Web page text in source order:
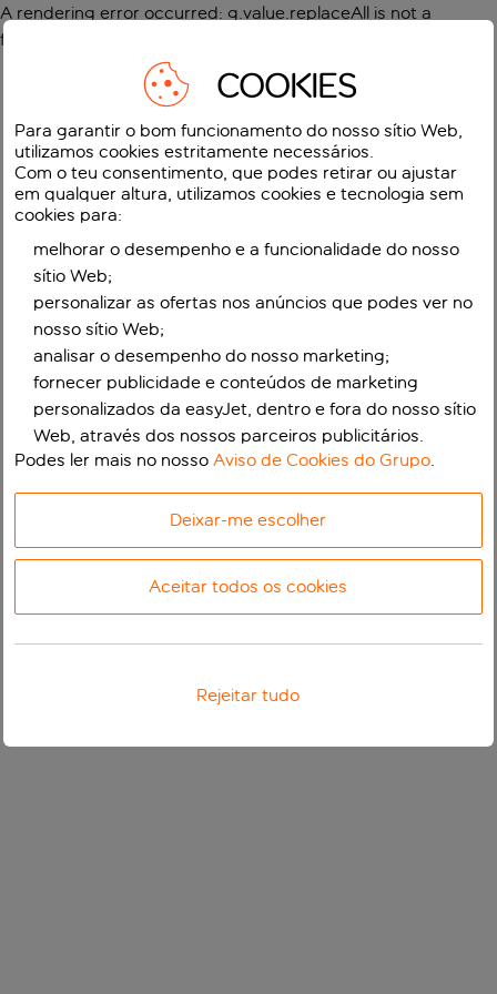
A rendering error occurred: g.value.replaceAll is not a
function
COOKIES
Para garantir o bom funcionamento do nosso sítio Web,
utilizamos cookies estritamente necessários.
Com o teu consentimento, que podes retirar ou ajustar
em qualquer altura, utilizamos cookies e tecnologia sem
cookies para:
melhorar o desempenho e a funcionalidade do nosso
sítio Web;
personalizar as ofertas nos anúncios que podes ver no
nosso sítio Web;
analisar o desempenho do nosso marketing;
fornecer publicidade e conteúdos de marketing
personalizados da easyJet, dentro e fora do nosso sítio
Web, através dos nossos parceiros publicitários.
Podes ler mais no nossoAviso de Cookies do Grupo.
Deixar-me escolher
Aceitar todos os cookies
Rejeitar tudo